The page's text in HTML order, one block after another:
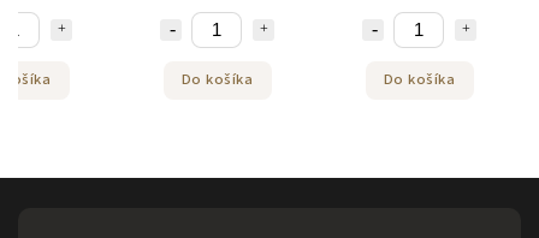
košíka Do košíka Do košíka